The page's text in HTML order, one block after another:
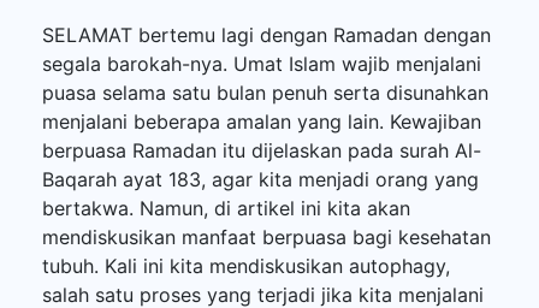
SELAMAT bertemu lagi dengan Ramadan dengan
segala barokah-nya. Umat Islam wajib menjalani
puasa selama satu bulan penuh serta disunahkan
menjalani beberapa amalan yang lain. Kewajiban
berpuasa Ramadan itu dijelaskan pada surah Al-
Baqarah ayat 183, agar kita menjadi orang yang
bertakwa. Namun, di artikel ini kita akan
mendiskusikan manfaat berpuasa bagi kesehatan
tubuh. Kali ini kita mendiskusikan autophagy,
salah satu proses yang terjadi jika kita menjalani